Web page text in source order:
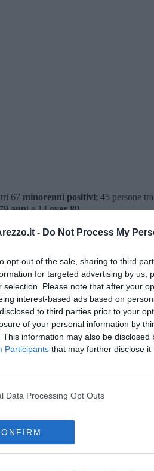
- Do Not Process My
opt-out of the sale, sharing to third
for targeted advertising by us,
selection. Please note that after your
interest-based ads based on
to third parties prior to your
of your personal information by
This information may also be
Participants that may further disclose it
Data Processing Opt Outs
67 minorenni positivi; 45 persone tra
anni e 14over 80.
al San Donato
. All'ospedale
Intensiva". L'azienda Sanitaria
area Covid sono 19 (il 60 per cento
non è vaccinato). Deceduto un
al San Donato è rimasto stabile.
262 aretini. Attualmente sono
in
(ieri 1.045)
62 extra Asl.
ed è aggiornato rispetto alle